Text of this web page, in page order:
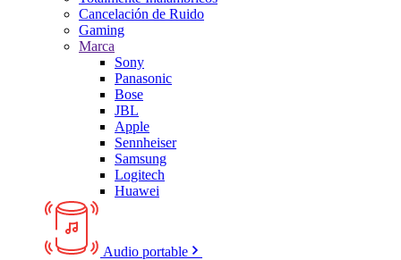
Cancelación de Ruido
Gaming
Marca
Sony
Panasonic
Bose
JBL
Apple
Sennheiser
Samsung
Logitech
Huawei
Audio portable